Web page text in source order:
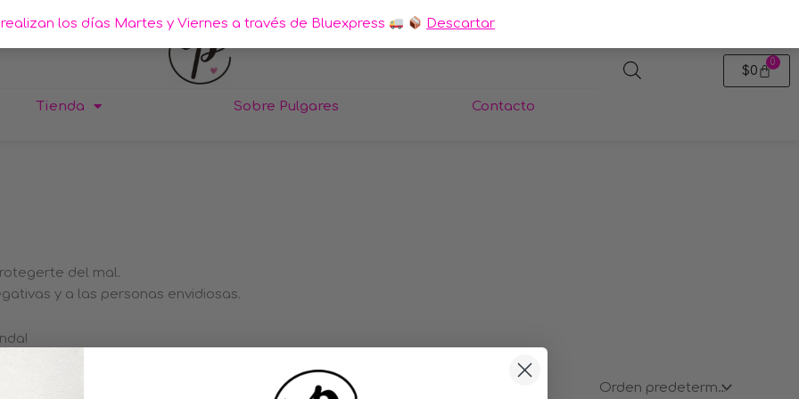
los días Martes y Viernes a través de Bluexpress Descartar
Tienda Sobre Pulgares Contacto
$0
0
del mal.
y a las personas envidiosas.